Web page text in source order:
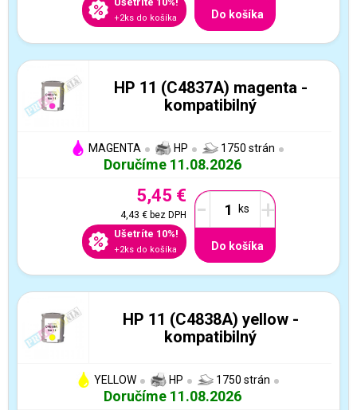
+2ks do košíka Do košíka
HP 11 (C4837A) magenta -
kompatibilný
MAGENTA HP 1750 strán
Doručíme 11.08.2026
5,45 €
4,43 €bez DPH
Ušetríte 10%!
+2ks do košíka
- +
Do košíka
HP 11 (C4838A) yellow -
kompatibilný
YELLOW HP 1750 strán
Doručíme 11.08.2026